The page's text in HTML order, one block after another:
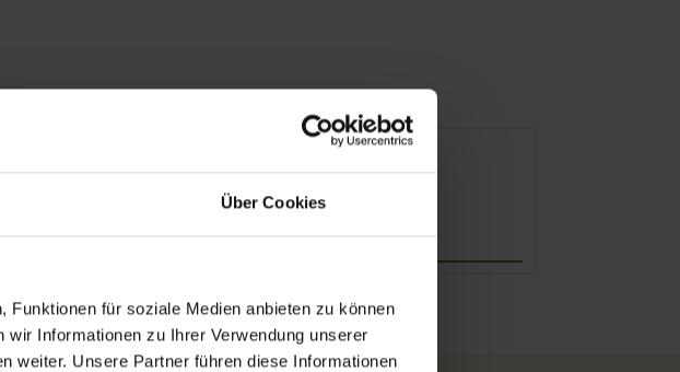
Über Cookies
für soziale Medien anbieten zu können
Informationen zu Ihrer Verwendung unserer
weiter. Unsere Partner führen diese Informationen